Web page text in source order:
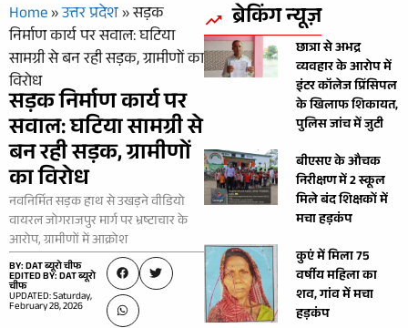
Home»उत्तर प्रदेश»सड़क
निर्माण कार्य पर सवाल: घटिया
सामग्री से बन रही सड़क, ग्रामीणों का
विरोध
सड़क निर्माण कार्य पर
सवाल: घटिया सामग्री से
बन रही सड़क, ग्रामीणों
का विरोध
नवनिर्मित सड़क हाथ से उखड़ने वीडियो
वायरल जोगराजपुर मार्ग पर भ्रष्टाचार के
आरोप, ग्रामीणों में आक्रोश
BY: DAT ब्यूरो चीफ
EDITED BY: DAT ब्यूरो
चीफ
UPDATED: Saturday,
February 28, 2026
ब्रेकिंग न्यूज़
छात्रा से अभद्र
व्यवहार के आरोप में
इंटर कॉलेज प्रिंसिपल
के खिलाफ शिकायत,
पुलिस जांच में जुटी
बीएसए के औचक
निरीक्षण में 2 स्कूल
मिले बंद शिक्षकों में
मचा हड़कंप
कुएं में मिला 75
वर्षीय महिला का
शव, गांव में मचा
हड़कंप